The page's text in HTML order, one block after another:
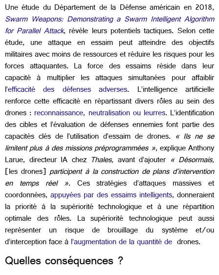
Une étude du Département de la Défense américain en 2018,
Swarm Weapons: Demonstrating a Swarm Intelligent Algorithm
for Parallel Attack, révèle leurs potentiels tactiques. Selon cette
étude, une attaque en essaim peut atteindre des objectifs
militaires avec moins de ressources et réduire les risques pour les
forces attaquantes. La force des essaims réside dans leur
capacité à multiplier les attaques simultanées pour affaiblir
l’efficacité des défenses adverses. L’intelligence artificielle
renforce cette efficacité en répartissant divers rôles au sein des
drones : reconnaissance, neutralisation ou leurres. L’identification
des cibles et l’évaluation de défenses ennemies font partie des
capacités clés de l’utilisation d’essaim de drones. « Ils ne se
limitent plus à des missions préprogrammées », explique Anthony
Larue, directeur IA chezThales, avant d’ajouter « Désormais,
[les drones] participent à la construction de plans d’intervention
en temps réel ». Cesstratégies d’attaques massives et
coordonnées,appuyées par des essaims intelligents, donneraient
la priorité à la supériorité technologique et à une répartition
optimale des rôles. La supériorité technologique peut aussi
représenter un risque de brouillage du système et/ou
d’interception face àl’augmentation de la quantité de drones.
Quelles conséquences ?